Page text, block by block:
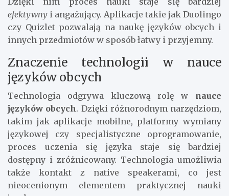
efektywny i angażujący. Aplikacje takie jak Duolingo
czy Quizlet pozwalają na naukę języków obcych i
innych przedmiotów w sposób łatwy i przyjemny.
Znaczenie technologii w nauce
języków obcych
Technologia odgrywa kluczową rolę w nauce
języków obcych. Dzięki różnorodnym narzędziom,
takim jak aplikacje mobilne, platformy wymiany
językowej czy specjalistyczne oprogramowanie,
proces uczenia się języka staje się bardziej
dostępny i zróżnicowany. Technologia umożliwia
także kontakt z native speakerami, co jest
nieocenionym elementem praktycznej nauki